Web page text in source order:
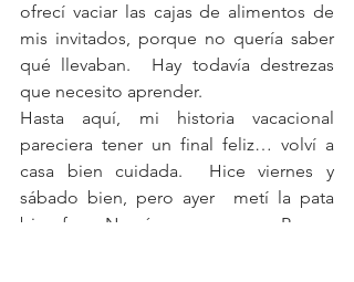
ofrecí vaciar las cajas de alimentos de
mis invitados, porque no quería saber
qué llevaban.  Hay todavía destrezas
que necesito aprender.
Hasta aquí, mi historia vacacional
pareciera tener un final feliz… volví a
casa bien cuidada.  Hice viernes y
sábado bien, pero ayer  metí la pata
bien feo.  No sé que me pasa.  Parece